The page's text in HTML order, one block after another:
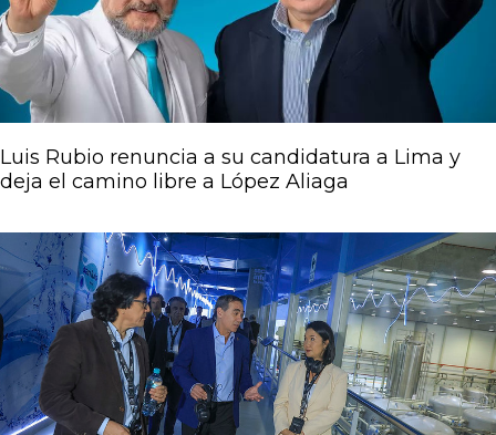
Luis Rubio renuncia a su candidatura a Lima y
deja el camino libre a López Aliaga